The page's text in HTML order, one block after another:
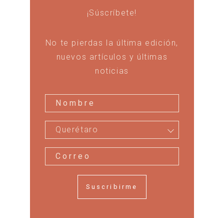
¡Súscríbete!
No te pierdas la última edición,
nuevos artículos y últimas
noticias
Querétaro
Suscribirme